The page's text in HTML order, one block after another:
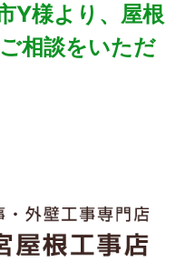
Y様より、屋根
相談をいただ